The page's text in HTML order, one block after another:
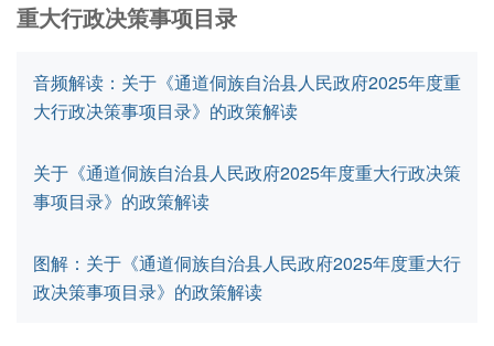
重大行政决策事项目录
音频解读：关于《通道侗族自治县人民政府2025年度重
大行政决策事项目录》的政策解读
关于《通道侗族自治县人民政府2025年度重大行政决策
事项目录》的政策解读
图解：关于《通道侗族自治县人民政府2025年度重大行
政决策事项目录》的政策解读